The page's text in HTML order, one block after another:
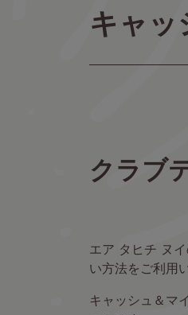
ン
く
キャ
クラブ
エア タヒチ ヌ
い方法をご利用
キャッシュ＆マ